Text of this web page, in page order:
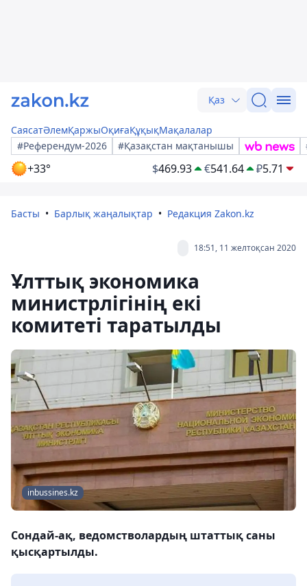
Қаз
СаясатӘлемҚаржыОқиғаҚұқықМақалалар
#Референдум-2026
#Қазақстан мақтанышы
+33° $469.93 €541.64 ₽5.71
Басты Барлық жаңалықтар Редакция Zakon.kz
18:51, 11 желтоқсан 2020
Ұлттық экономика
министрлігінің екі
комитеті таратылды
inbussines.kz
Сондай-ақ, ведомстволардың штаттық саны
қысқартылды.